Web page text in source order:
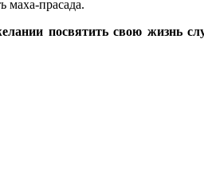
маха-прасада.
посвятить свою жизнь